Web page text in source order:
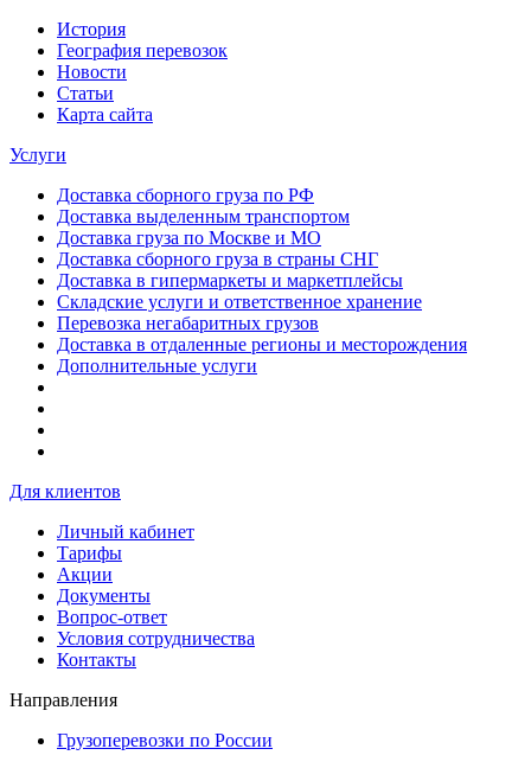
История
География перевозок
Новости
Статьи
Карта сайта
Услуги
Доставка сборного груза по РФ
Доставка выделенным транспортом
Доставка груза по Москве и МО
Доставка сборного груза в страны СНГ
Доставка в гипермаркеты и маркетплейсы
Складские услуги и ответственное хранение
Перевозка негабаритных грузов
Доставка в отдаленные регионы и месторождения
Дополнительные услуги
Для клиентов
Личный кабинет
Тарифы
Акции
Документы
Вопрос-ответ
Условия сотрудничества
Контакты
Направления
Грузоперевозки по России